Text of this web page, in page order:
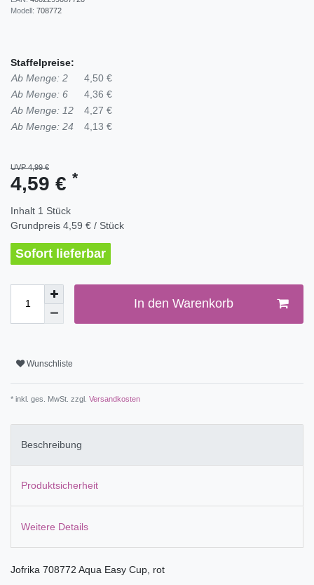
Modell: 708772
Staffelpreise:
Ab Menge: 2
4,50 €
Ab Menge: 6
4,36 €
Ab Menge: 12
4,27 €
Ab Menge: 24
4,13 €
UVP 4,99 €
4,59 € *
Inhalt 1 Stück
Grundpreis 4,59 € / Stück
Sofort lieferbar
In den Warenkorb
Wunschliste
* inkl. ges. MwSt. zzgl. Versandkosten
Beschreibung
Produktsicherheit
Weitere Details
Jofrika 708772 Aqua Easy Cup, rot